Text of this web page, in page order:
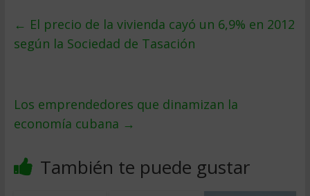
← El precio de la vivienda cayó un 6,9% en 2012
según la Sociedad de Tasación
Los emprendedores que dinamizan la
economía cubana →
También te puede gustar